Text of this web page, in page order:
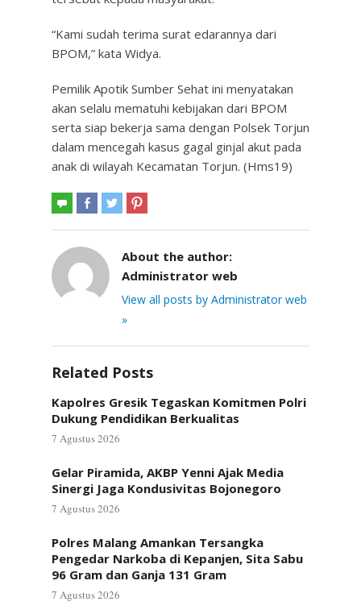
“Kami sudah terima surat edarannya dari
BPOM,” kata Widya.
Pemilik Apotik Sumber Sehat ini menyatakan
akan selalu mematuhi kebijakan dari BPOM
serta siap bekerja sama dengan Polsek Torjun
dalam mencegah kasus gagal ginjal akut pada
anak di wilayah Kecamatan Torjun. (Hms19)
About the author:
Administrator web
View all posts by Administrator web
»
Related Posts
Kapolres Gresik Tegaskan Komitmen Polri
Dukung Pendidikan Berkualitas
7 Agustus 2026
Gelar Piramida, AKBP Yenni Ajak Media
Sinergi Jaga Kondusivitas Bojonegoro
7 Agustus 2026
Polres Malang Amankan Tersangka
Pengedar Narkoba di Kepanjen, Sita Sabu
96 Gram dan Ganja 131 Gram
7 Agustus 2026